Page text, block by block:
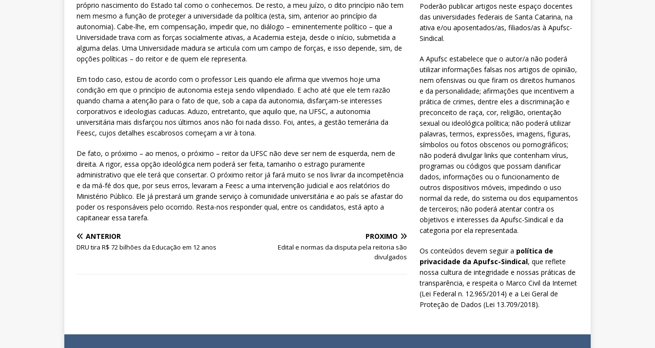
próprio nascimento do Estado tal como o conhecemos. De resto, a meu juízo, o dito princípio não tem
nem mesmo a função de proteger a universidade da política (esta, sim, anterior ao princípio da
autonomia). Cabe-lhe, em compensação, impedir que, no diálogo – eminentemente político – que a
Universidade trava com as forças socialmente ativas, a Academia esteja, desde o início, submetida a
alguma delas. Uma Universidade madura se articula com um campo de forças, e isso depende, sim, de
opções políticas – do reitor e de quem ele representa.
Em todo caso, estou de acordo com o professor Leis quando ele afirma que vivemos hoje uma
condição em que o princípio de autonomia esteja sendo vilipendiado. E acho até que ele tem razão
quando chama a atenção para o fato de que, sob a capa da autonomia, disfarçam-se interesses
corporativos e ideologias caducas. Aduzo, entretanto, que aquilo que, na UFSC, a autonomia
universitária mais disfarçou nos últimos anos não foi nada disso. Foi, antes, a gestão temerária da
Feesc, cujos detalhes escabrosos começam a vir à tona.
De fato, o próximo – ao menos, o próximo – reitor da UFSC não deve ser nem de esquerda, nem de
direita. A rigor, essa opção ideológica nem poderá ser feita, tamanho o estrago puramente
administrativo que ele terá que consertar. O próximo reitor já fará muito se nos livrar da incompetência
e da má-fé dos que, por seus erros, levaram a Feesc a uma intervenção judicial e aos relatórios do
Ministério Público. Ele já prestará um grande serviço à comunidade universitária e ao país se afastar do
poder os responsáveis pelo ocorrido. Resta-nos responder qual, entre os candidatos, está apto a
capitanear essa tarefa.
ANTERIOR
DRU tira R$ 72 bilhões da Educação em 12 anos
PRÓXIMO
Edital e normas da disputa pela reitoria são
divulgados
Poderão publicar artigos neste espaço docentes
das universidades federais de Santa Catarina, na
ativa e/ou aposentados/as, filiados/as à Apufsc-
Sindical.
A Apufsc estabelece que o autor/a não poderá
utilizar informações falsas nos artigos de opinião,
nem ofensivas ou que firam os direitos humanos
e da personalidade; afirmações que incentivem a
prática de crimes, dentre eles a discriminação e
preconceito de raça, cor, religião, orientação
sexual ou ideológica política; não poderá utilizar
palavras, termos, expressões, imagens, figuras,
símbolos ou fotos obscenos ou pornográficos;
não poderá divulgar links que contenham vírus,
programas ou códigos que possam danificar
dados, informações ou o funcionamento de
outros dispositivos móveis, impedindo o uso
normal da rede, do sistema ou dos equipamentos
de terceiros; não poderá atentar contra os
objetivos e interesses da Apufsc-Sindical e da
categoria por ela representada.
Os conteúdos devem seguir a política de
privacidade da Apufsc-Sindical, que reflete
nossa cultura de integridade e nossas práticas de
transparência, e respeita o Marco Civil da Internet
(Lei Federal n. 12.965/2014) e a Lei Geral de
Proteção de Dados (Lei 13.709/2018).